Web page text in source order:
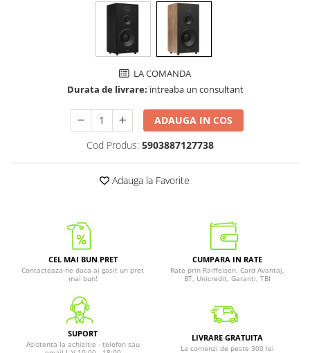
LA COMANDA
Durata de livrare: intreaba un consultant
ADAUGA IN COS
Cod Produs: 5903887127738
Adauga la Favorite
CEL MAI BUN PRET
Contacteaza-ne daca ai gasit un pret
mai bun!
CUMPARA IN RATE
Rate prin Raiffeisen, Card Avantaj,
BT, Unicredit, Garanti, TBI
SUPORT
Asistenta la achizitie - telefon sau
LIVRARE GRATUITA
La comenzi de peste 300 lei